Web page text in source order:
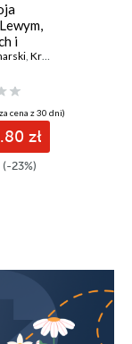
i
, Krzysztof Pyzia
cena z 30 dni)
zł
(-23%)